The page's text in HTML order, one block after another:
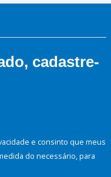
cadastre-
e consinto que meus
do necessário, para